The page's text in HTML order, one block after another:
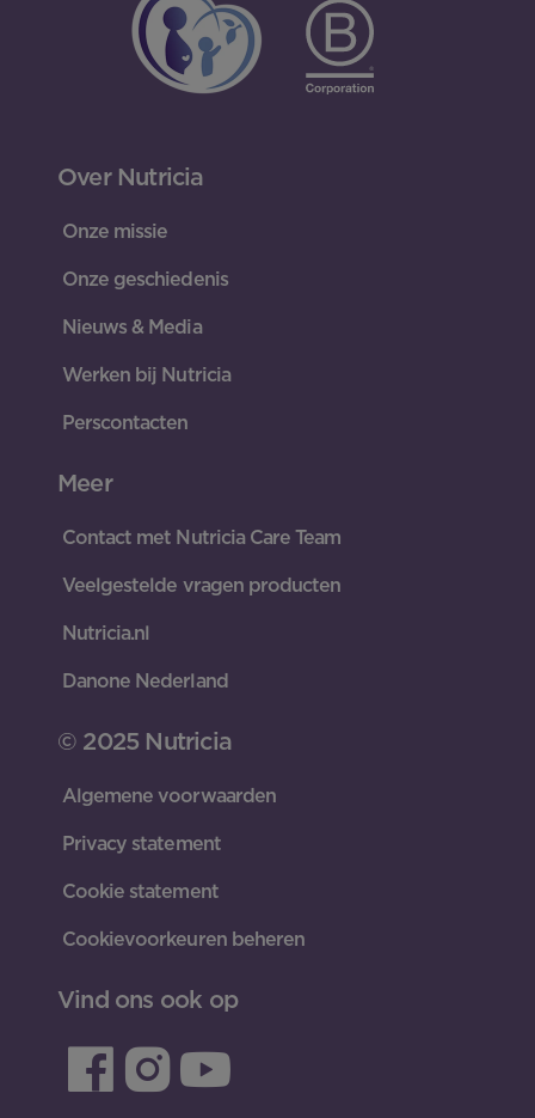
Over Nutricia
Onze missie
Onze geschiedenis
Nieuws & Media
Werken bij Nutricia
Perscontacten
Meer
Contact met Nutricia Care Team
Veelgestelde vragen producten
Nutricia.nl
Danone Nederland
© 2025 Nutricia
Algemene voorwaarden
Privacy statement
Cookie statement
Cookievoorkeuren beheren
Vind ons ook op